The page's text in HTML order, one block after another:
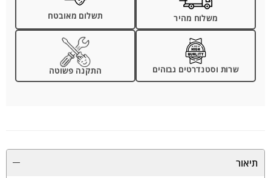
משלוח מהיר תשלום מאובטח
שרות וסטנדרטים גבוהים התקנה פשוטה
תיאור